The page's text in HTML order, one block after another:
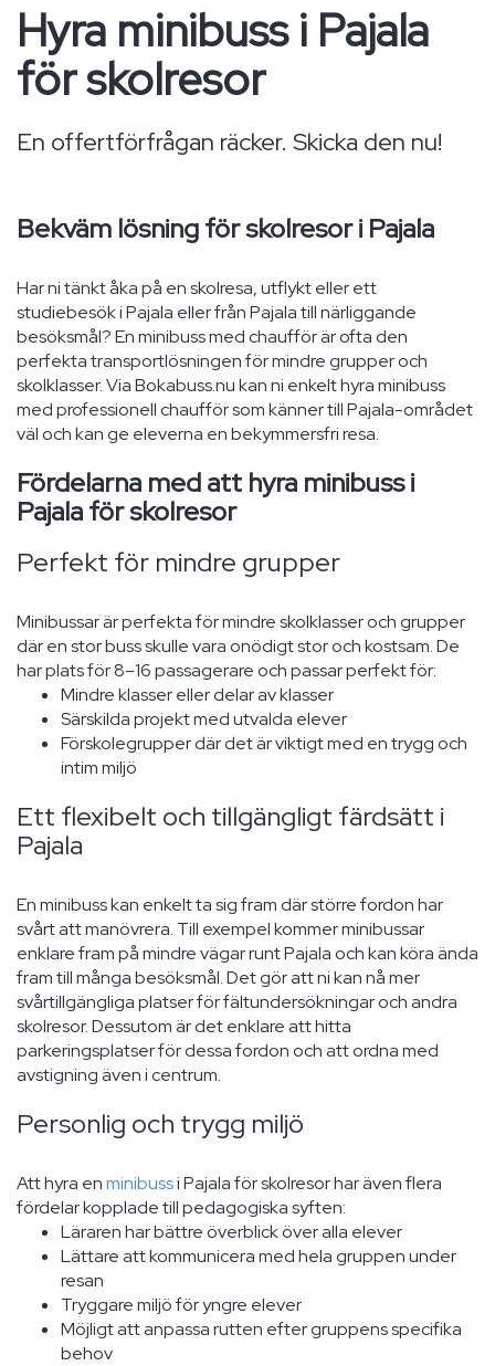
Hyra minibuss i Pajala
för skolresor
En offertförfrågan räcker. Skicka den nu!
Bekväm lösning för skolresor i Pajala
Har ni tänkt åka på en skolresa, utflykt eller ett
studiebesök i Pajala eller från Pajala till närliggande
besöksmål? En minibuss med chaufför är ofta den
perfekta transportlösningen för mindre grupper och
skolklasser. Via Bokabuss.nu kan ni enkelt hyra minibuss
med professionell chaufför som känner till Pajala-området
väl och kan ge eleverna en bekymmersfri resa.
Fördelarna med att hyra minibuss i
Pajala för skolresor
Perfekt för mindre grupper
Minibussar är perfekta för mindre skolklasser och grupper
där en stor buss skulle vara onödigt stor och kostsam. De
har plats för 8–16 passagerare och passar perfekt för:
Mindre klasser eller delar av klasser
Särskilda projekt med utvalda elever
Förskolegrupper där det är viktigt med en trygg och
intim miljö
Ett flexibelt och tillgängligt färdsätt i
Pajala
En minibuss kan enkelt ta sig fram där större fordon har
svårt att manövrera. Till exempel kommer minibussar
enklare fram på mindre vägar runt Pajala och kan köra ända
fram till många besöksmål. Det gör att ni kan nå mer
svårtillgängliga platser för fältundersökningar och andra
skolresor. Dessutom är det enklare att hitta
parkeringsplatser för dessa fordon och att ordna med
avstigning även i centrum.
Personlig och trygg miljö
Att hyra enminibussi Pajala för skolresor har även flera
fördelar kopplade till pedagogiska syften:
Läraren har bättre överblick över alla elever
Lättare att kommunicera med hela gruppen under
resan
Tryggare miljö för yngre elever
Möjligt att anpassa rutten efter gruppens specifika
behov